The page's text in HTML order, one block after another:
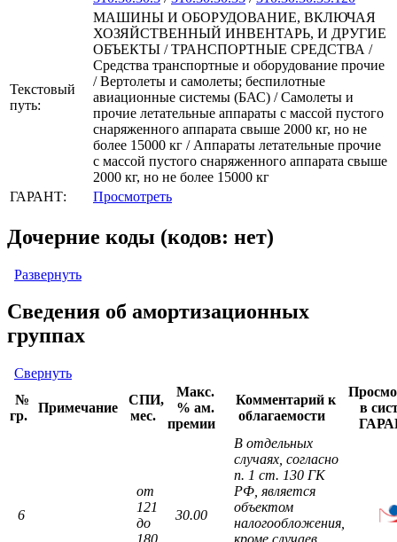
Текстовый
путь:
МАШИНЫ И ОБОРУДОВАНИЕ, ВКЛЮЧАЯ
ХОЗЯЙСТВЕННЫЙ ИНВЕНТАРЬ, И ДРУГИЕ
ОБЪЕКТЫ / ТРАНСПОРТНЫЕ СРЕДСТВА /
Средства транспортные и оборудование прочие
/ Вертолеты и самолеты; беспилотные
авиационные системы (БАС) / Самолеты и
прочие летательные аппараты с массой пустого
снаряженного аппарата свыше 2000 кг, но не
более 15000 кг / Аппараты летательные прочие
с массой пустого снаряженного аппарата свыше
2000 кг, но не более 15000 кг
ГАРАНТ:
Просмотреть
Дочерние коды (кодов: нет)
Развернуть
Сведения об амортизационных
группах
Свернуть
№
гр.
Примечание
СПИ,
мес.
Макс.
% ам.
премии
Комментарий к
облагаемости
в
6
от
121
до
30.00
В отдельных
случаях, согласно
п. 1 ст. 130 ГК
РФ, является
объектом
налогообложения,